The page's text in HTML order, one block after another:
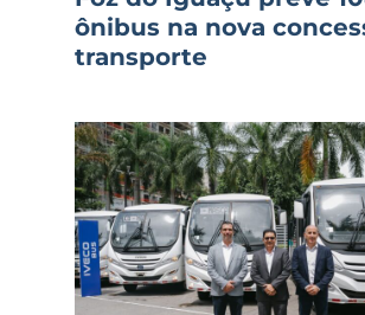
ônibus na nova
transporte